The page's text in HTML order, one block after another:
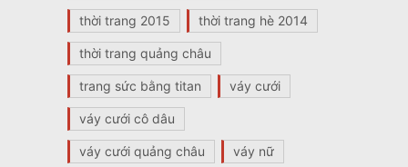
thời trang 2015 thời trang hè 2014
thời trang quảng châu
trang sức bằng titan váy cưới
váy cưới cô dâu
váy cưới quảng châu váy nữ